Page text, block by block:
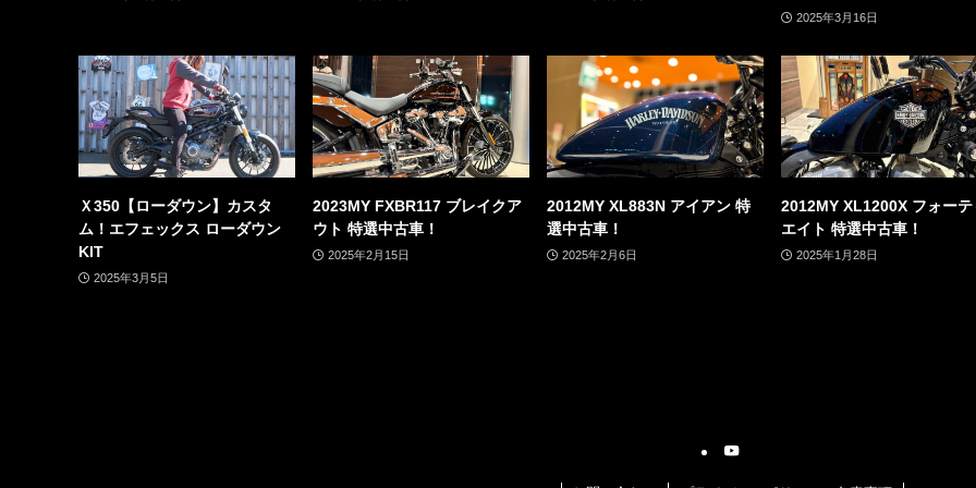
2025年3月16日
Ｘ350【ローダウン】カスタ
ム！エフェックス ローダウン
KIT
2025年3月5日
2023MY FXBR117 ブレイクア
ウト 特選中古車！
2025年2月15日
2012MY XL883N アイアン 特
選中古車！
2025年2月6日
2012MY XL1200X フォーテ
エイト 特選中古車！
2025年1月28日